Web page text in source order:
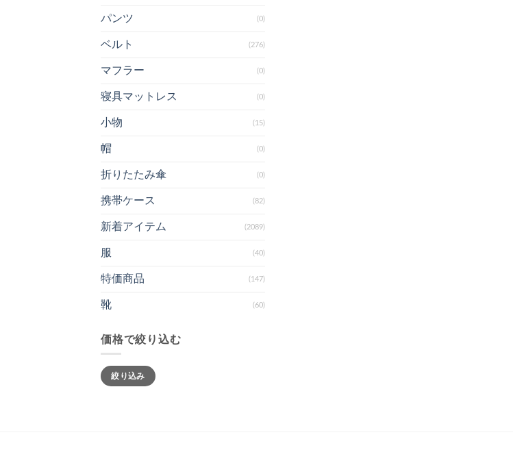
パンツ (0)
ベルト (276)
マフラー (0)
寝具マットレス (0)
小物 (15)
帽 (0)
折りたたみ傘 (0)
携帯ケース (82)
新着アイテム (2089)
服 (40)
特価商品 (147)
靴 (60)
価格で絞り込む
最
低
価
最
高
価
絞り込み